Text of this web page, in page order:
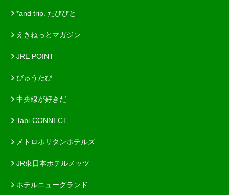
*and trip. たびびと
えきねっとマガジン
JRE POINT
びゅうたび
中央線が好きだ
Tabi-CONNECT
メトロポリタンホテルズ
JR東日本ホテルメッツ
ホテルニューグランド